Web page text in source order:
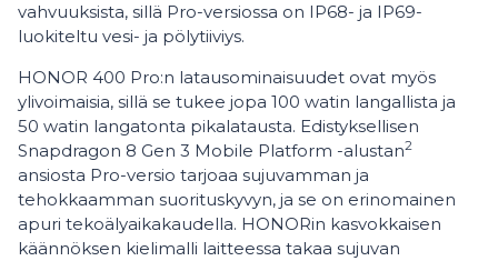
vahvuuksista, sillä Pro-versiossa on IP68- ja IP69-
luokiteltu vesi- ja pölytiiviys.
HONOR 400 Pro:n latausominaisuudet ovat myös
ylivoimaisia, sillä se tukee jopa 100 watin langallista ja
50 watin langatonta pikalatausta. Edistyksellisen
Snapdragon 8 Gen 3 Mobile Platform -alustan2
ansiosta Pro-versio tarjoaa sujuvamman ja
tehokkaamman suorituskyvyn, ja se on erinomainen
apuri tekoälyaikakaudella. HONORin kasvokkaisen
käännöksen kielimalli laitteessa takaa sujuvan